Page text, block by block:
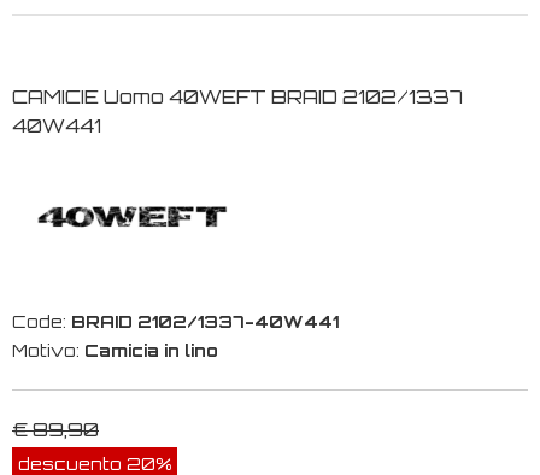
CAMICIE Uomo 40WEFT BRAID 2102/1337
40W441
Code: BRAID 2102/1337-40W441
Motivo: Camicia in lino
€ 89,90
descuento 20%